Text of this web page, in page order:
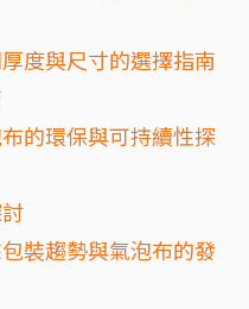
度與尺寸的選擇指南
的環保與可持續性探
裝趨勢與氣泡布的發